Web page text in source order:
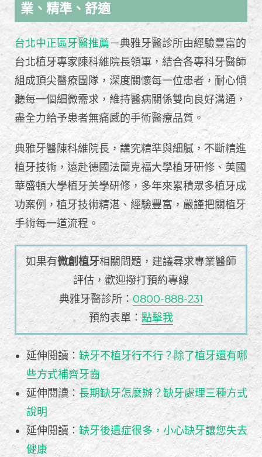
業、精準、舒適
台北中正區牙醫推薦－典雅牙醫診所由經驗豐富的
台北植牙專家陳科維院長領軍，結合各專科牙醫師
組成頂尖醫療團隊，深度關懷每一位患者，耐心傾
聽每一個細微需求，維持醫病關係雙向良好溝通，
盡全力給予患者無痛感的手術醫療品質。
典雅牙醫陳科維院長，講究精準與細膩，不斷精進
植牙技術，遠赴德國法蘭克福大學植牙研修、美國
華盛頓大學植牙美學研修，多年來累積眾多植牙成
功案例，植牙技術精湛、經驗豐富，嚴謹把關植牙
手術每一道流程。
如果有微創植牙相關問題，建議尋求專業醫師
評估，歡迎撥打預約專線
典雅牙醫診所： 0800-888-231
預約表單： 點擊我
延伸閱讀： 缺牙不植牙行不行？除了植牙還有哪
些方式補齊牙齒
延伸閱讀： 長期缺牙怎麼辦？缺牙處理三種方式
說明
延伸閱讀：缺牙後遺症很多，小心缺牙讓您失去
健康